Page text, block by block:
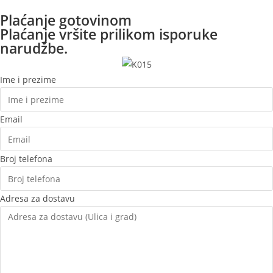
Plaćanje gotovinom
Plaćanje vršite prilikom isporuke
narudžbe.
Ime i prezime
Email
Broj telefona
Adresa za dostavu